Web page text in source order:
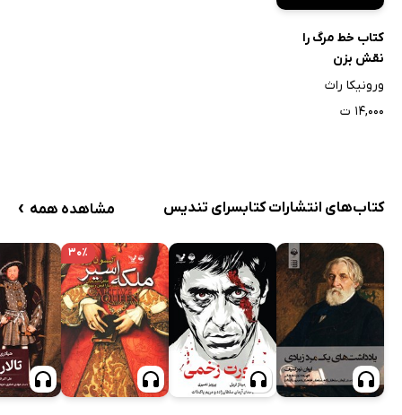
کتاب خط مرگ را
نقش بزن
ورونیکا راث
۱۴,۰۰۰ ت
کتاب‌های انتشارات کتابسرای تندیس مشاهده همه ›
۳۰٪